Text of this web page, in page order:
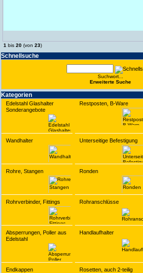
Schnell­suche
Suchwort...
Erwei­terte Suche
Kate­gorien
Edelstahl Glashalter
Sonderangebote
Restposten, B-Ware
Wandhalter Unterseitige Befestigung
Rohre, Stangen Ronden
Rohrverbinder, Fittings Rohranschlüsse
Absperrungen, Poller aus
Edelstahl
Handlaufhalter
Endkappen Rosetten, auch 2-teilig
1 bis 20 (von 23)